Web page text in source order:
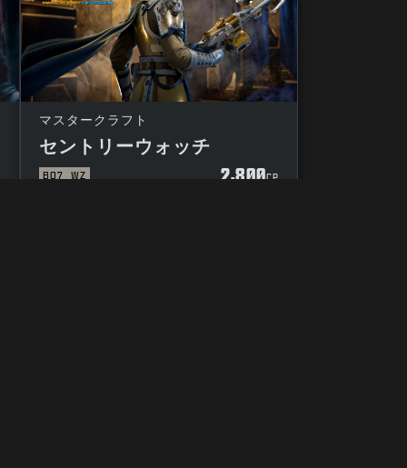
マスタークラフト
セントリーウォッチ
BO7 WZ 2,800CP